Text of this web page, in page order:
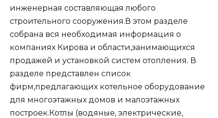
инженерная составляющая любого
строительного сооружения.В этом разделе
собрана вся необходимая информация о
компаниях Кирова и области,занимающихся
продажей и установкой систем отопления. В
разделе представлен список
фирм,предлагающих котельное оборудование
для многоэтажных домов и малоэтажных
построек.Котлы (водяные, электрические,